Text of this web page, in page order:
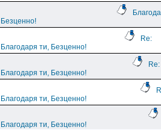
Безценно!
Re:
Благодаря ти, Безценно!
Re:
Благодаря ти, Безценно!
Благодаря ти, Безценно!
Благодаря ти, Безценно!